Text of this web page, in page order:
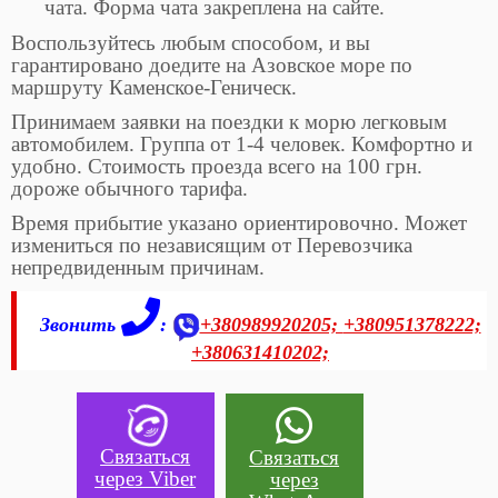
чата. Форма чата закреплена на сайте.
Воспользуйтесь любым способом, и вы
гарантировано доедите на Азовское море по
маршруту Каменское-Геническ.
Принимаем заявки на поездки к морю легковым
автомобилем. Группа от 1-4 человек. Комфортно и
удобно. Стоимость проезда всего на 100 грн.
дороже обычного тарифа.
Время прибытие указано ориентировочно. Может
измениться по независящим от Перевозчика
непредвиденным причинам.
Звонить : +380989920205; +380951378222;
+380631410202;
Связаться
через Viber
Связаться
через